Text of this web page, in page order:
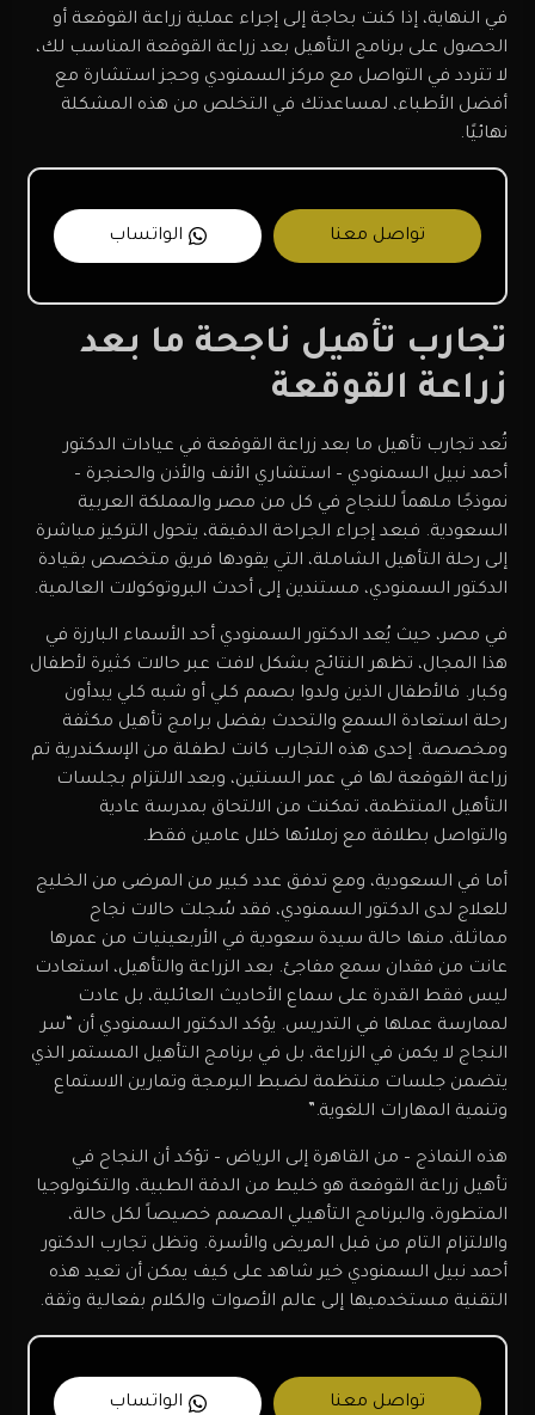
في النهاية، إذا كنت بحاجة إلى إجراء عملية زراعة القوقعة أو
الحصول على برنامج التأهيل بعد زراعة القوقعة المناسب لك،
لا تتردد في التواصل مع مركز السمنودي وحجز استشارة مع
أفضل الأطباء، لمساعدتك في التخلص من هذه المشكلة
نهائيًا.
تواصل معنا الواتساب
تجارب تأهيل ناجحة ما بعد
زراعة القوقعة
تُعد تجارب تأهيل ما بعد زراعة القوقعة في عيادات الدكتور
أحمد نبيل السمنودي – استشاري الأنف والأذن والحنجرة –
نموذجًا ملهماً للنجاح في كل من مصر والمملكة العربية
السعودية. فبعد إجراء الجراحة الدقيقة، يتحول التركيز مباشرة
إلى رحلة التأهيل الشاملة، التي يقودها فريق متخصص بقيادة
الدكتور السمنودي، مستندين إلى أحدث البروتوكولات العالمية.
في مصر، حيث يُعد الدكتور السمنودي أحد الأسماء البارزة في
هذا المجال، تظهر النتائج بشكل لافت عبر حالات كثيرة لأطفال
وكبار. فالأطفال الذين ولدوا بصمم كلي أو شبه كلي يبدأون
رحلة استعادة السمع والتحدث بفضل برامج تأهيل مكثفة
ومخصصة. إحدى هذه التجارب كانت لطفلة من الإسكندرية تم
زراعة القوقعة لها في عمر السنتين، وبعد الالتزام بجلسات
التأهيل المنتظمة، تمكنت من الالتحاق بمدرسة عادية
والتواصل بطلاقة مع زملائها خلال عامين فقط.
أما في السعودية، ومع تدفق عدد كبير من المرضى من الخليج
للعلاج لدى الدكتور السمنودي، فقد سُجلت حالات نجاح
مماثلة، منها حالة سيدة سعودية في الأربعينيات من عمرها
عانت من فقدان سمع مفاجئ. بعد الزراعة والتأهيل، استعادت
ليس فقط القدرة على سماع الأحاديث العائلية، بل عادت
لممارسة عملها في التدريس. يؤكد الدكتور السمنودي أن “سر
النجاج لا يكمن في الزراعة، بل في برنامج التأهيل المستمر الذي
يتضمن جلسات منتظمة لضبط البرمجة وتمارين الاستماع
وتنمية المهارات اللغوية.”
هذه النماذج – من القاهرة إلى الرياض – تؤكد أن النجاح في
تأهيل زراعة القوقعة هو خليط من الدقة الطبية، والتكنولوجيا
المتطورة، والبرنامج التأهيلي المصمم خصيصاً لكل حالة،
والالتزام التام من قبل المريض والأسرة. وتظل تجارب الدكتور
أحمد نبيل السمنودي خير شاهد على كيف يمكن أن تعيد هذه
التقنية مستخدميها إلى عالم الأصوات والكلام بفعالية وثقة.
تواصل معنا الواتساب